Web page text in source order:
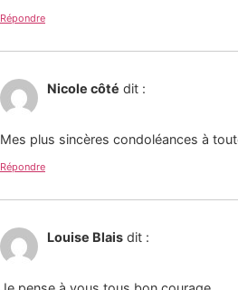
Répondre
Nicole côté dit :
Mes plus sincères condoléances à
Répondre
Louise Blais dit :